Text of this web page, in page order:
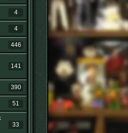
4
4
446
141
390
51
33